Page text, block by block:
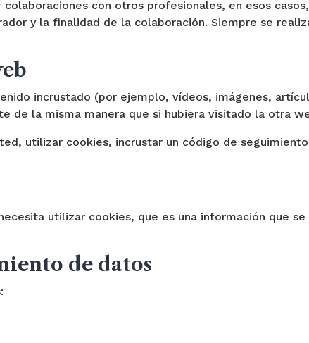
con otros profesionales, en esos
y la finalidad de la colaboración. Siempre se
incrustado (por ejemplo, vídeos, imágenes,
de la misma manera que si hubiera visitado la otra
utilizar cookies, incrustar un código de
utilizar cookies, que es una información que se
de datos